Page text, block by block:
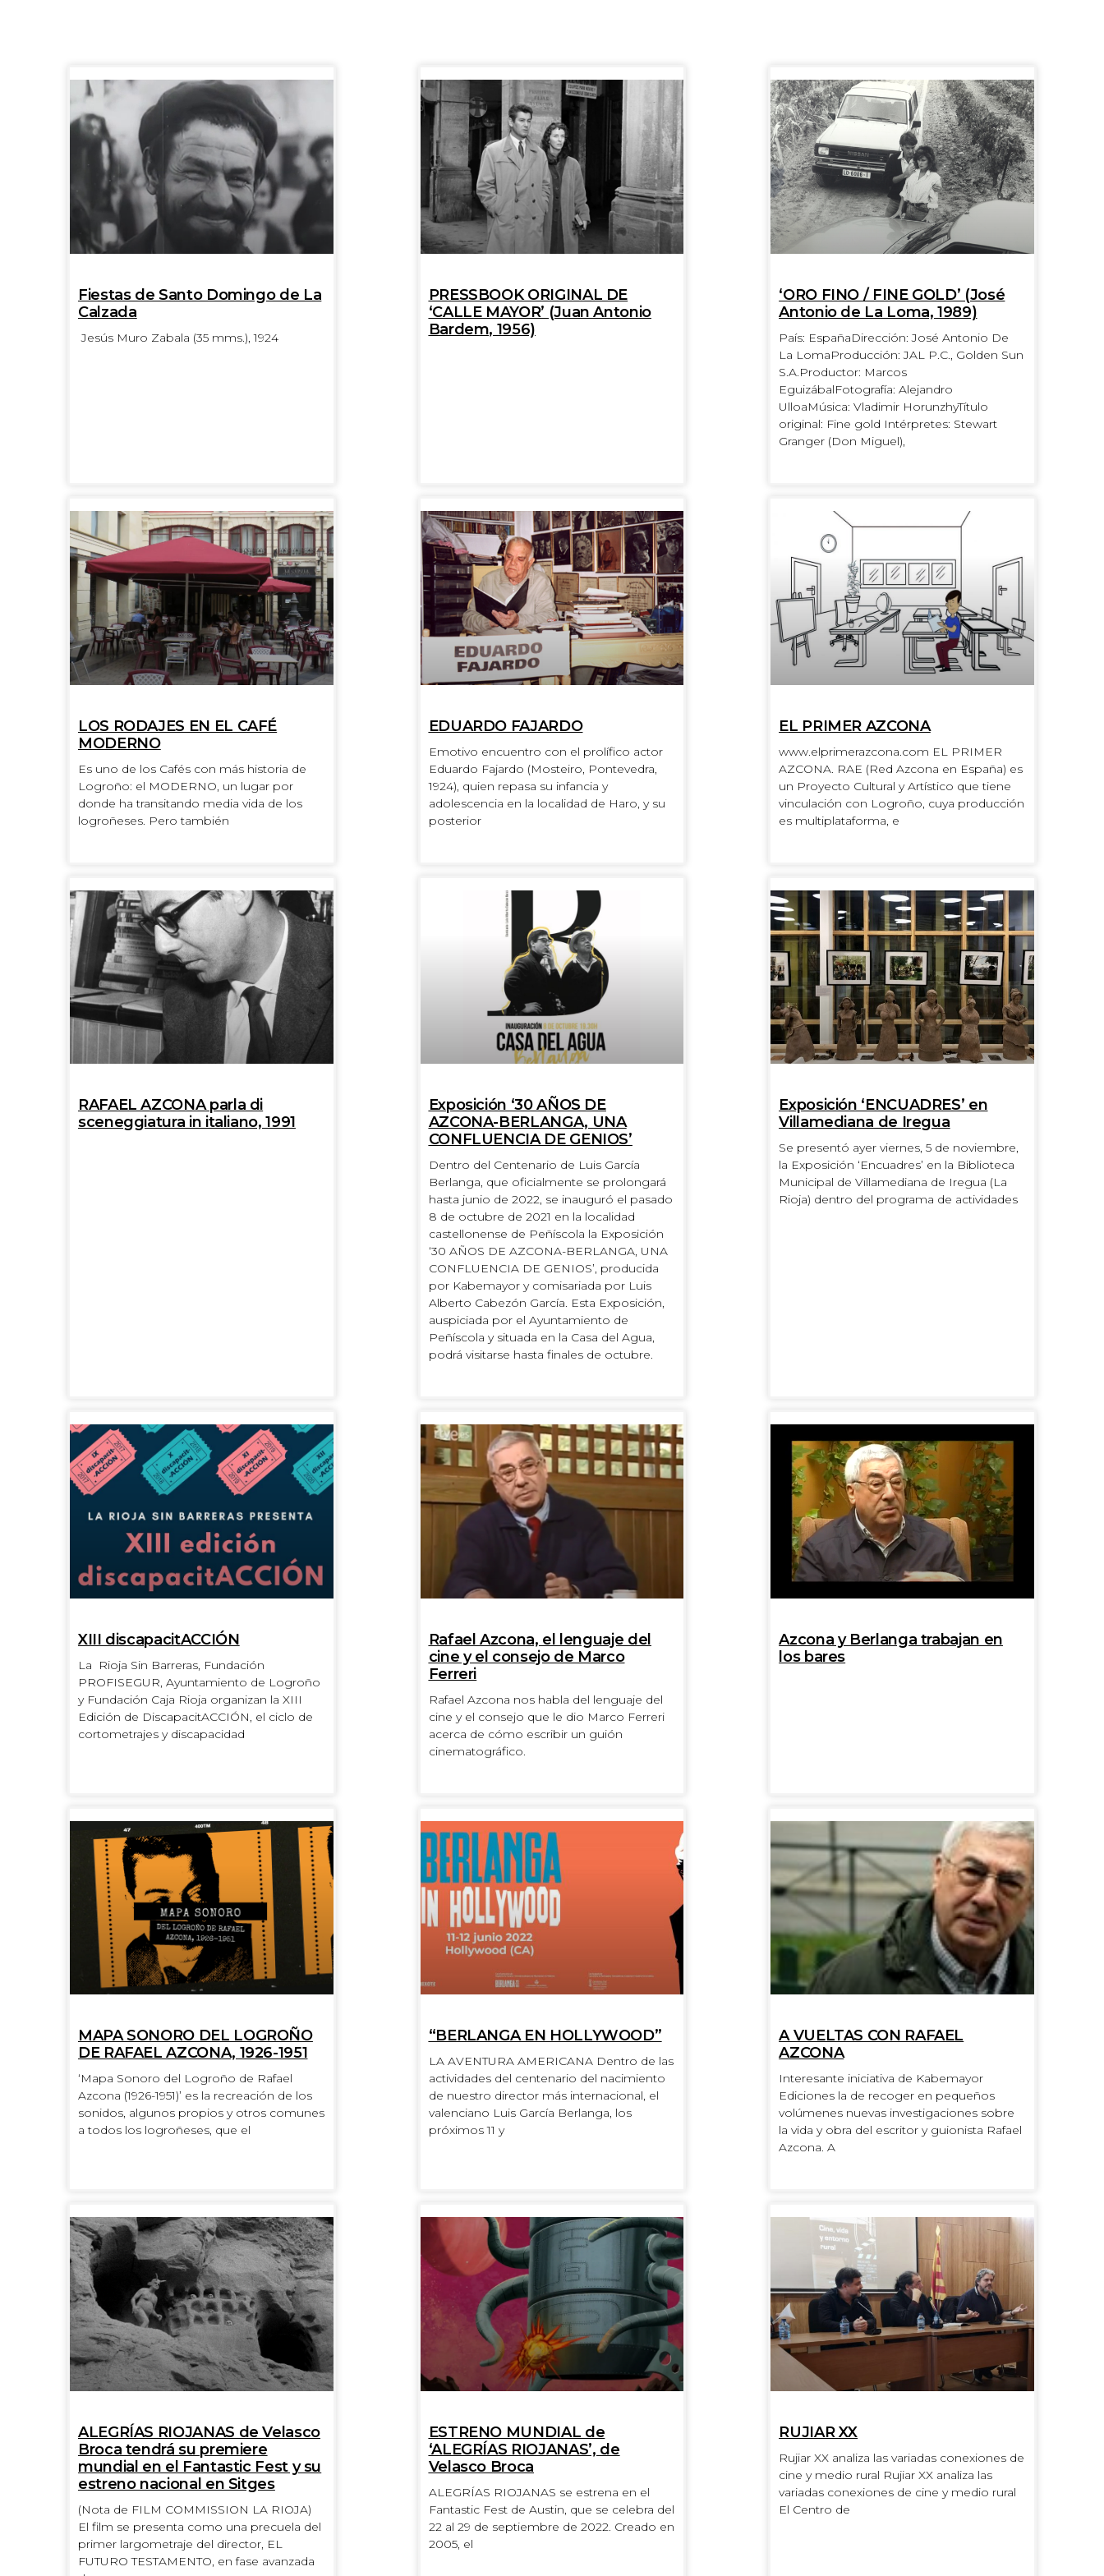
Fiestas de Santo Domingo de La
Calzada
Jesús Muro Zabala (35 mms.), 1924
PRESSBOOK ORIGINAL DE
‘CALLE MAYOR’ (Juan Antonio
Bardem, 1956)
‘ORO FINO / FINE GOLD’ (José
Antonio de La Loma, 1989)
País: EspañaDirección: José Antonio De
La LomaProducción: JAL P.C., Golden Sun
S.A.Productor: Marcos
EguizábalFotografía: Alejandro
UlloaMúsica: Vladimir HorunzhyTítulo
original: Fine gold Intérpretes: Stewart
Granger (Don Miguel),
LOS RODAJES EN EL CAFÉ
MODERNO
Es uno de los Cafés con más historia de
Logroño: el MODERNO, un lugar por
donde ha transitando media vida de los
logroñeses. Pero también
EDUARDO FAJARDO
Emotivo encuentro con el prolífico actor
Eduardo Fajardo (Mosteiro, Pontevedra,
1924), quien repasa su infancia y
adolescencia en la localidad de Haro, y su
posterior
EL PRIMER AZCONA
www.elprimerazcona.com EL PRIMER
AZCONA. RAE (Red Azcona en España) es
un Proyecto Cultural y Artístico que tiene
vinculación con Logroño, cuya producción
es multiplataforma, e
RAFAEL AZCONA parla di
sceneggiatura in italiano, 1991
Exposición ‘30 AÑOS DE
AZCONA-BERLANGA, UNA
CONFLUENCIA DE GENIOS’
Dentro del Centenario de Luis García
Berlanga, que oficialmente se prolongará
hasta junio de 2022, se inauguró el pasado
8 de octubre de 2021 en la localidad
castellonense de Peñíscola la Exposición
‘30 AÑOS DE AZCONA-BERLANGA, UNA
CONFLUENCIA DE GENIOS’, producida
por Kabemayor y comisariada por Luis
Alberto Cabezón García. Esta Exposición,
auspiciada por el Ayuntamiento de
Peñíscola y situada en la Casa del Agua,
podrá visitarse hasta finales de octubre.
Exposición ‘ENCUADRES’ en
Villamediana de Iregua
Se presentó ayer viernes, 5 de noviembre,
la Exposición ‘Encuadres’ en la Biblioteca
Municipal de Villamediana de Iregua (La
Rioja) dentro del programa de actividades
XIII discapacitACCIÓN
La Rioja Sin Barreras, Fundación
PROFISEGUR, Ayuntamiento de Logroño
y Fundación Caja Rioja organizan la XIII
Edición de DiscapacitACCIÓN, el ciclo de
cortometrajes y discapacidad
Rafael Azcona, el lenguaje del
cine y el consejo de Marco
Ferreri
Rafael Azcona nos habla del lenguaje del
cine y el consejo que le dio Marco Ferreri
acerca de cómo escribir un guión
cinematográfico.
Azcona y Berlanga trabajan en
los bares
MAPA SONORO DEL LOGROÑO
DE RAFAEL AZCONA, 1926-1951
‘Mapa Sonoro del Logroño de Rafael
Azcona (1926-1951)’ es la recreación de los
sonidos, algunos propios y otros comunes
a todos los logroñeses, que el
“BERLANGA EN HOLLYWOOD”
LA AVENTURA AMERICANA Dentro de las
actividades del centenario del nacimiento
de nuestro director más internacional, el
valenciano Luis García Berlanga, los
próximos 11 y
A VUELTAS CON RAFAEL
AZCONA
Interesante iniciativa de Kabemayor
Ediciones la de recoger en pequeños
volúmenes nuevas investigaciones sobre
la vida y obra del escritor y guionista Rafael
Azcona. A
ALEGRÍAS RIOJANAS de Velasco
Broca tendrá su premiere
mundial en el Fantastic Fest y su
estreno nacional en Sitges
(Nota de FILM COMMISSION LA RIOJA)
El film se presenta como una precuela del
primer largometraje del director, EL
FUTURO TESTAMENTO, en fase avanzada
ESTRENO MUNDIAL de
‘ALEGRÍAS RIOJANAS’, de
Velasco Broca
ALEGRÍAS RIOJANAS se estrena en el
Fantastic Fest de Austin, que se celebra del
22 al 29 de septiembre de 2022. Creado en
2005, el
RUJIAR XX
Rujiar XX analiza las variadas conexiones de
cine y medio rural Rujiar XX analiza las
variadas conexiones de cine y medio rural
El Centro de